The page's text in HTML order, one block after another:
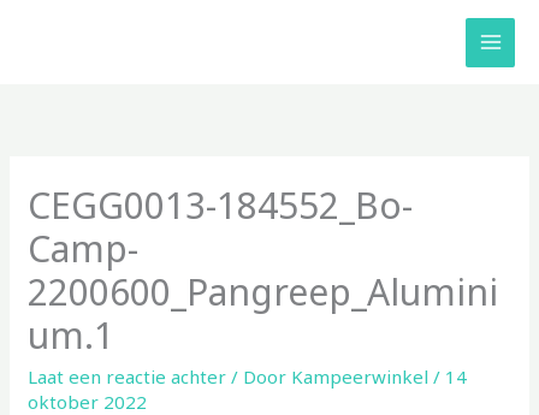
CEGG0013-184552_Bo-
Camp-
2200600_Pangreep_Alumini
um.1
Laat een reactie achter / Door Kampeerwinkel/ 14
oktober 2022